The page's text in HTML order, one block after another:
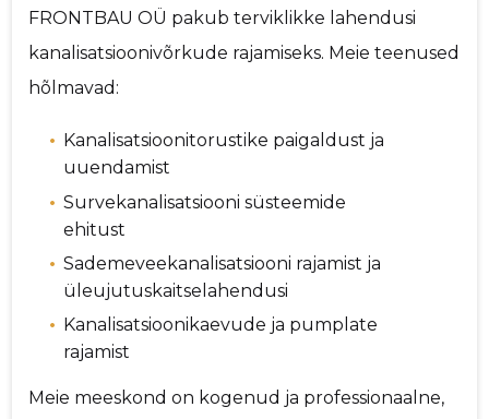
FRONTBAU OÜ pakub terviklikke lahendusi
kanalisatsioonivõrkude rajamiseks. Meie teenused
hõlmavad:
Kanalisatsioonitorustike paigaldust ja
uuendamist
Survekanalisatsiooni süsteemide
ehitust
Sademeveekanalisatsiooni rajamist ja
üleujutuskaitselahendusi
Kanalisatsioonikaevude ja pumplate
rajamist
Meie meeskond on kogenud ja professionaalne,